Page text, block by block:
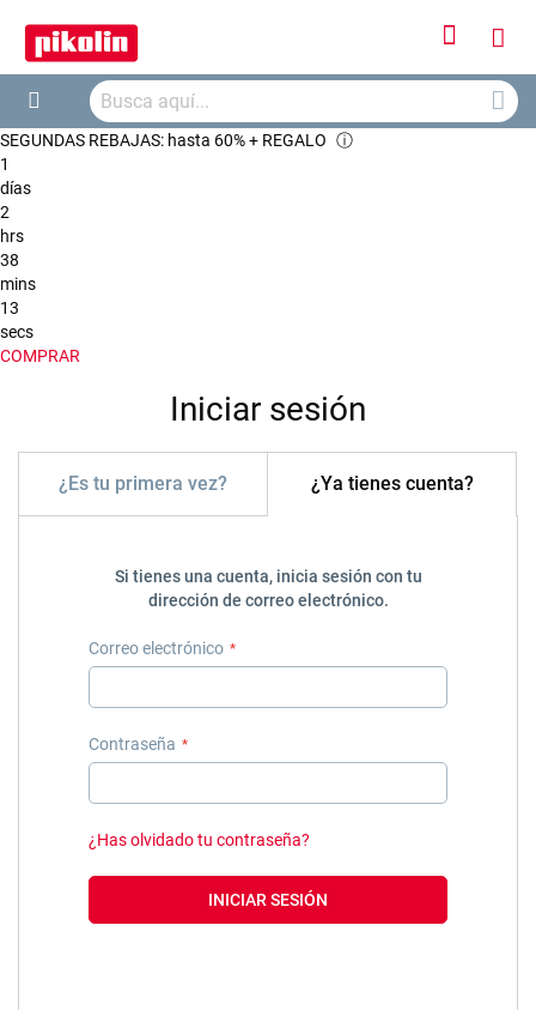
Iniciar
Buscar
SEGUNDAS REBAJAS: hasta 60% + REGALO ⓘ
1
días
2
hrs
38
mins
13
secs
COMPRAR
Iniciar sesión
¿Es tu primera vez? ¿Ya tienes cuenta?
Si tienes una cuenta, inicia sesión con tu
dirección de correo electrónico.
Correo electrónico
Contraseña
¿Has olvidado tu contraseña?
INICIAR SESIÓN